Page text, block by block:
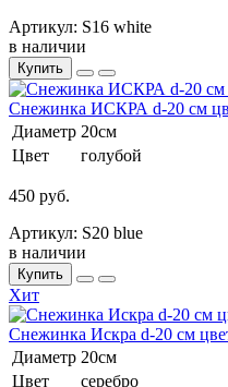
Артикул: S16 white
в наличии
Купить
Снежинка ИСКРА d-20 см
Диаметр 20см
Цвет
голубой
450 руб.
Артикул: S20 blue
в наличии
Купить
Хит
Снежинка Искра d-20 см
Диаметр 20см
Цвет
серебро